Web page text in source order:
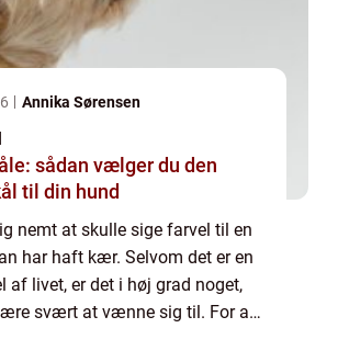
Annika Sørensen
sådan vælger du den
til din hund
nemt at skulle sige farvel til en
har haft kær. Selvom det er en
af livet, er det i høj grad noget,
svært at vænne sig til. For at